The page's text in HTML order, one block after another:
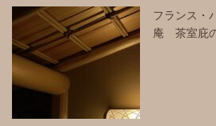
フランス
庵 茶室庇